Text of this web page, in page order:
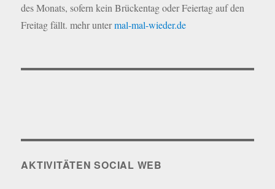
des Monats, sofern kein Brückentag oder Feiertag auf den
Freitag fällt. mehr untermal-mal-wieder.de
AKTIVITÄTEN SOCIAL WEB